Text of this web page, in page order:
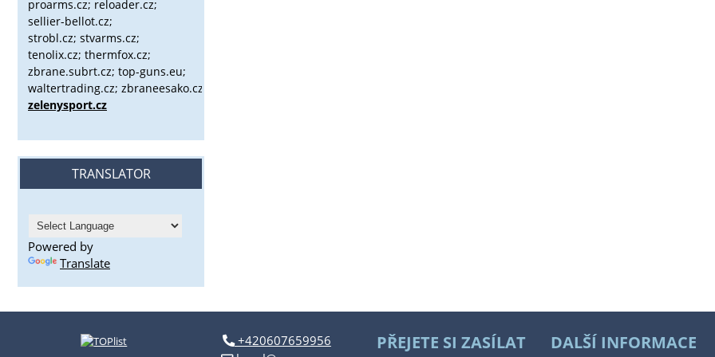
proarms.cz; reloader.cz;
sellier-bellot.cz;
strobl.cz; stvarms.cz;
tenolix.cz; thermfox.cz;
zbrane.subrt.cz; top-guns.eu;
waltertrading.cz; zbraneesako.cz;
zelenysport.cz
TRANSLATOR
Powered by
Translate
+420607659956
PŘEJETE SI ZASÍLAT
DALŠÍ INFORMACE